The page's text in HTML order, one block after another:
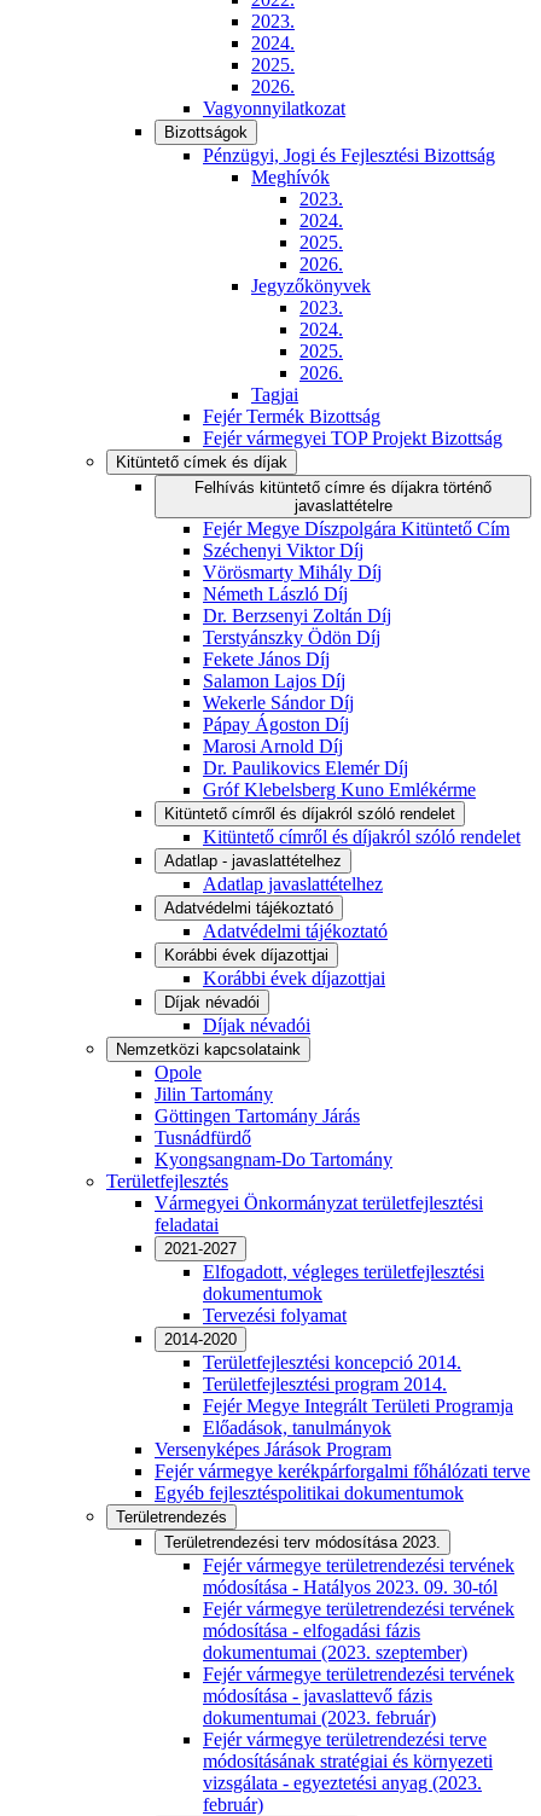
2023.
2024.
2025.
2026.
Vagyonnyilatkozat
Bizottságok
Pénzügyi, Jogi és Fejlesztési Bizottság
Meghívók
2023.
2024.
2025.
2026.
Jegyzőkönyvek
2023.
2024.
2025.
2026.
Tagjai
Fejér Termék Bizottság
Fejér vármegyei TOP Projekt Bizottság
Kitüntető címek és díjak
Felhívás kitüntető címre és díjakra történő
javaslattételre
Fejér Megye Díszpolgára Kitüntető Cím
Széchenyi Viktor Díj
Vörösmarty Mihály Díj
Németh László Díj
Dr. Berzsenyi Zoltán Díj
Terstyánszky Ödön Díj
Fekete János Díj
Salamon Lajos Díj
Wekerle Sándor Díj
Pápay Ágoston Díj
Marosi Arnold Díj
Dr. Paulikovics Elemér Díj
Gróf Klebelsberg Kuno Emlékérme
Kitüntető címről és díjakról szóló rendelet
Kitüntető címről és díjakról szóló rendelet
Adatlap - javaslattételhez
Adatlap javaslattételhez
Adatvédelmi tájékoztató
Adatvédelmi tájékoztató
Korábbi évek díjazottjai
Korábbi évek díjazottjai
Díjak névadói
Díjak névadói
Nemzetközi kapcsolataink
Opole
Jilin Tartomány
Göttingen Tartomány Járás
Tusnádfürdő
Kyongsangnam-Do Tartomány
Területfejlesztés
Vármegyei Önkormányzat területfejlesztési
feladatai
2021-2027
Elfogadott, végleges területfejlesztési
dokumentumok
Tervezési folyamat
2014-2020
Területfejlesztési koncepció 2014.
Területfejlesztési program 2014.
Fejér Megye Integrált Területi Programja
Előadások, tanulmányok
Versenyképes Járások Program
Fejér vármegye kerékpárforgalmi főhálózati terve
Egyéb fejlesztéspolitikai dokumentumok
Területrendezés
Területrendezési terv módosítása 2023.
Fejér vármegye területrendezési tervének
módosítása - Hatályos 2023. 09. 30-tól
Fejér vármegye területrendezési tervének
módosítása - elfogadási fázis
dokumentumai (2023. szeptember)
Fejér vármegye területrendezési tervének
módosítása - javaslattevő fázis
dokumentumai (2023. február)
Fejér vármegye területrendezési terve
módosításának stratégiai és környezeti
vizsgálata - egyeztetési anyag (2023.
február)